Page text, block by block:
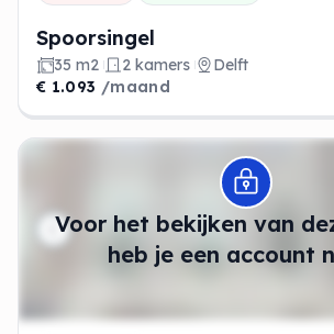
Spoorsingel
35 m2 2 kamers
Delft
€ 1.093 /maand
Voor het bekijken van
heb je een account
Modal